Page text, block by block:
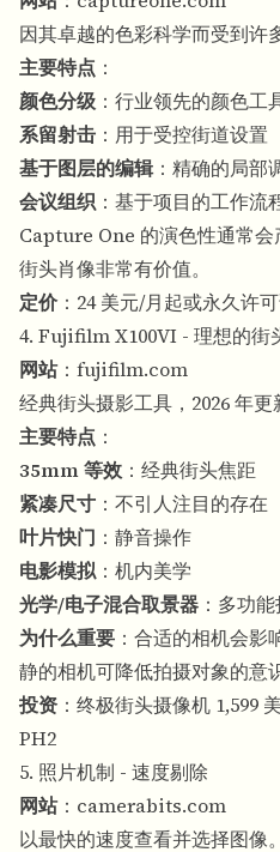
因其卓越的色彩科学而受到许
主要特点 ：
颜色分级 ：行业领先的颜色工
系留射击 ：用于受控街道设置
基于图层的编辑：精确的局部
会议组织 ：基于项目的工作流
Capture One 的演色性通常
街头肖像非常有价值。
定价：24 美元/月起或永久许可
4. Fujifilm X100VI - 理想的街
网站： fujifilm.com
经典街头摄影工具，2026 年更
主要特点 ：
35mm 等效 ：经典街头焦距
紧凑尺寸 ：不引人注目的存在
叶片快门 ：静音操作
电影模拟：机内美学
光学/电子混合取景器 ：多功
为什么重要 ：合适的相机会
静的相机可降低拍摄对象的意
投资 ：终极街头摄像机 1,599 美
PH2
5. 照片机制 - 速度剔除
网站： camerabits.com
以最快的速度查看并选择图像。